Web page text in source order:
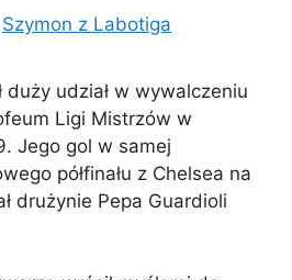
Szymon z Labotiga
duży udział w wywalczeniu
Ligi Mistrzów w
Jego gol w samej
półfinału z Chelsea na
drużynie Pepa Guardioli